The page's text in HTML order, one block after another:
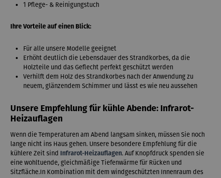
1 Pflege- & Reinigungstuch
Ihre Vorteile auf einen Blick:
Für alle unsere Modelle geeignet
Erhöht deutlich die Lebensdauer des Strandkorbes, da die
Holzteile und das Geflecht perfekt geschützt werden
Verhilft dem Holz des Strandkorbes nach der Anwendung zu
neuem, glänzendem Schimmer und lässt es wie neu aussehen
Unsere Empfehlung für kühle Abende: Infrarot-
Heizauflagen
Wenn die Temperaturen am Abend langsam sinken, müssen Sie noch
lange nicht ins Haus gehen. Unsere besondere Empfehlung für die
kühlere Zeit sind Infrarot-Heizauflagen. Auf Knopfdruck spenden sie
eine wohltuende, gleichmäßige Tiefenwärme für Rücken und
Sitzfläche.In Kombination mit dem windgeschützten Innenraum des